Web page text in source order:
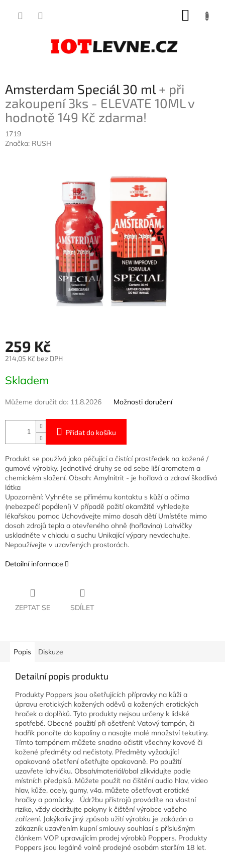
Amsterdam Speciál 30 ml+ při
zakoupení 3ks - ELEVATE 10ML v
hodnotě 149 Kč zdarma!
1719
Značka: RUSH
259 Kč
214,05 Kč bez DPH
cena:
Skladem
Můžeme doručit do: 11.8.2026 Možnosti doručení
Přidat do košíku
Produkt se používá jako péčující a čistící prostředek na kožené /
gumové výrobky. Jednotlivé druhy se od sebe liší aromatem a
chemickém složení. Obsah: Amylnitrit - je hořlavá a zdraví škodlivá
látka
Upozornění: Vyhněte se přímému kontaktu s kůží a očima
(nebezpečí popálení) V případě požití okamžitě vyhledejte
lékařskou pomoc Uchovávejte mimo dosah dětí Umístěte mimo
dosah zdrojů tepla a otevřeného ohně (hořlavina) Lahvičky
uskladněte v chladu a suchu Unikající výpary nevdechujte.
Nepoužívejte v uzavřených prostorách.
Detailní informace
ZEPTAT SE SDÍLET
Popis Diskuze
Detailní popis produktu
Produkty Poppers jsou ošetřujících přípravky na kůži a
úpravu erotických kožených oděvů a kožených erotických
hraček a doplňků. Tyto produkty nejsou určeny k lidské
spotřebě. Obecné použití při ošetření: Vatový tampón, či
hadřík ponořte do kapaliny a nasajte malé množství tekutiny.
Tímto tampónem můžete snadno očistit všechny kovové či
kožené předměty od nečistoty. Předměty vyžadující
opakované ošetření ošetřujte opakovaně. Po použití
uzavřete lahvičku. Obsah/materiál/obal zlikvidujte podle
místních předpisů. Můžete použít na čištění audio hlav, video
hlav, kůže, ocely, gumy, v4a. můžete ošetřovat erotické
hračky a pomůcky. Údržbu přístrojů provádíte na vlastní
riziko, vždy dodržujte pokyny k čištění výrobce vašeho
zařízení. Jakýkoliv jiný způsob užití výrobku je zakázán a
zákazník uzavřením kupní smlouvy souhlasí s příslušným
článkem VOP upravujícím prodej výrobků Poppers. Produkty
Poppers jsou legálně volně prodejné osobám starším 18 let.